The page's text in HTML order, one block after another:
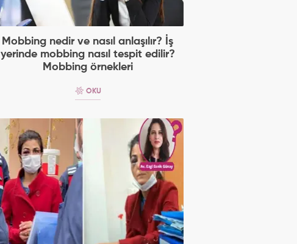
Mobbing nedir ve nasıl anlaşılır? İş
yerinde mobbing nasıl tespit edilir?
Mobbing örnekleri
OKU